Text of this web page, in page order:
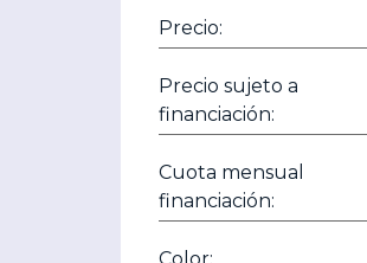
Precio:
Precio sujeto a
financiación:
Cuota mensual
financiación:
Color: